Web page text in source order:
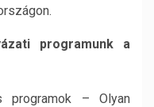
programunk a
programok – Olyan